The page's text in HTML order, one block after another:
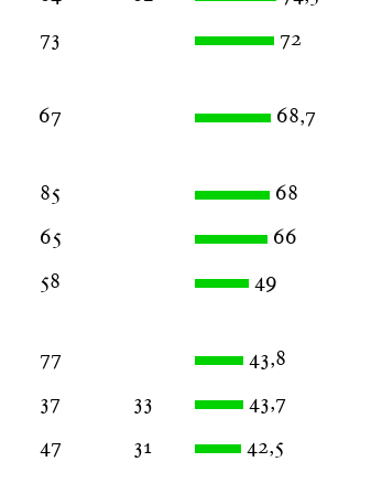
73 72
67 68,7
85 68
65 66
58 49
77 43,8
37 33 43,7
47 31 42,5